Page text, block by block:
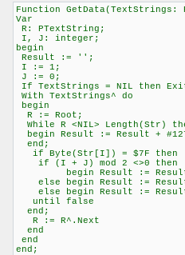
Function
Var
R: PTextString;
I, J: integer;
begin
Result := '';
I := 1; \\ Счётчик
J := 0; \\
If TextStrings = NIL then
With TextStrings^ do
begin
R := Root;
While R <NIL>
begin Result := Result +
end;
if Byte(Str[I]) = $7F
if (I + J) mod 2 <>0
begin Result := Result +
else begin Result := Result
else begin Result := Result
until false \\ Всё это
end;
R := R^.Next
end
end
end;